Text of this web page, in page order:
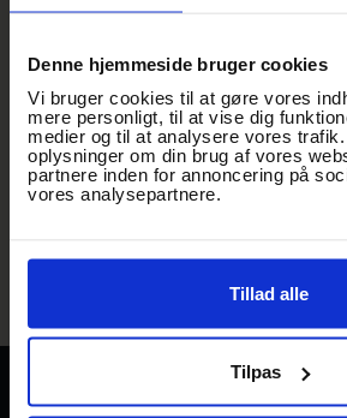
Denne hjemmeside bruger cookies
Vi bruger cookies til at gøre vores
mere personligt, til at vise dig
medier og til at analysere vores
oplysninger om din brug af vores
partnere inden for annoncering på
vores analysepartnere.
Tillad alle
Tilpas
Øvrig parkering iP-huset på
Billetter
Kørestols- og ledsagerbilletter kan
Fan Support
Telefon:+45 38 48 16 33
STREET
TRAADEN